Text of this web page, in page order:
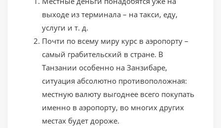
выходе из терминала – на такси, еду,
услуги и т. д.
Почти по всему миру курс в аэропорту –
самый грабительский в стране. В
Танзании особенно на Занзибаре,
ситуация абсолютно противоположная:
местную валюту выгоднее всего покупать
именно в аэропорту, во многих других
местах будет дороже.